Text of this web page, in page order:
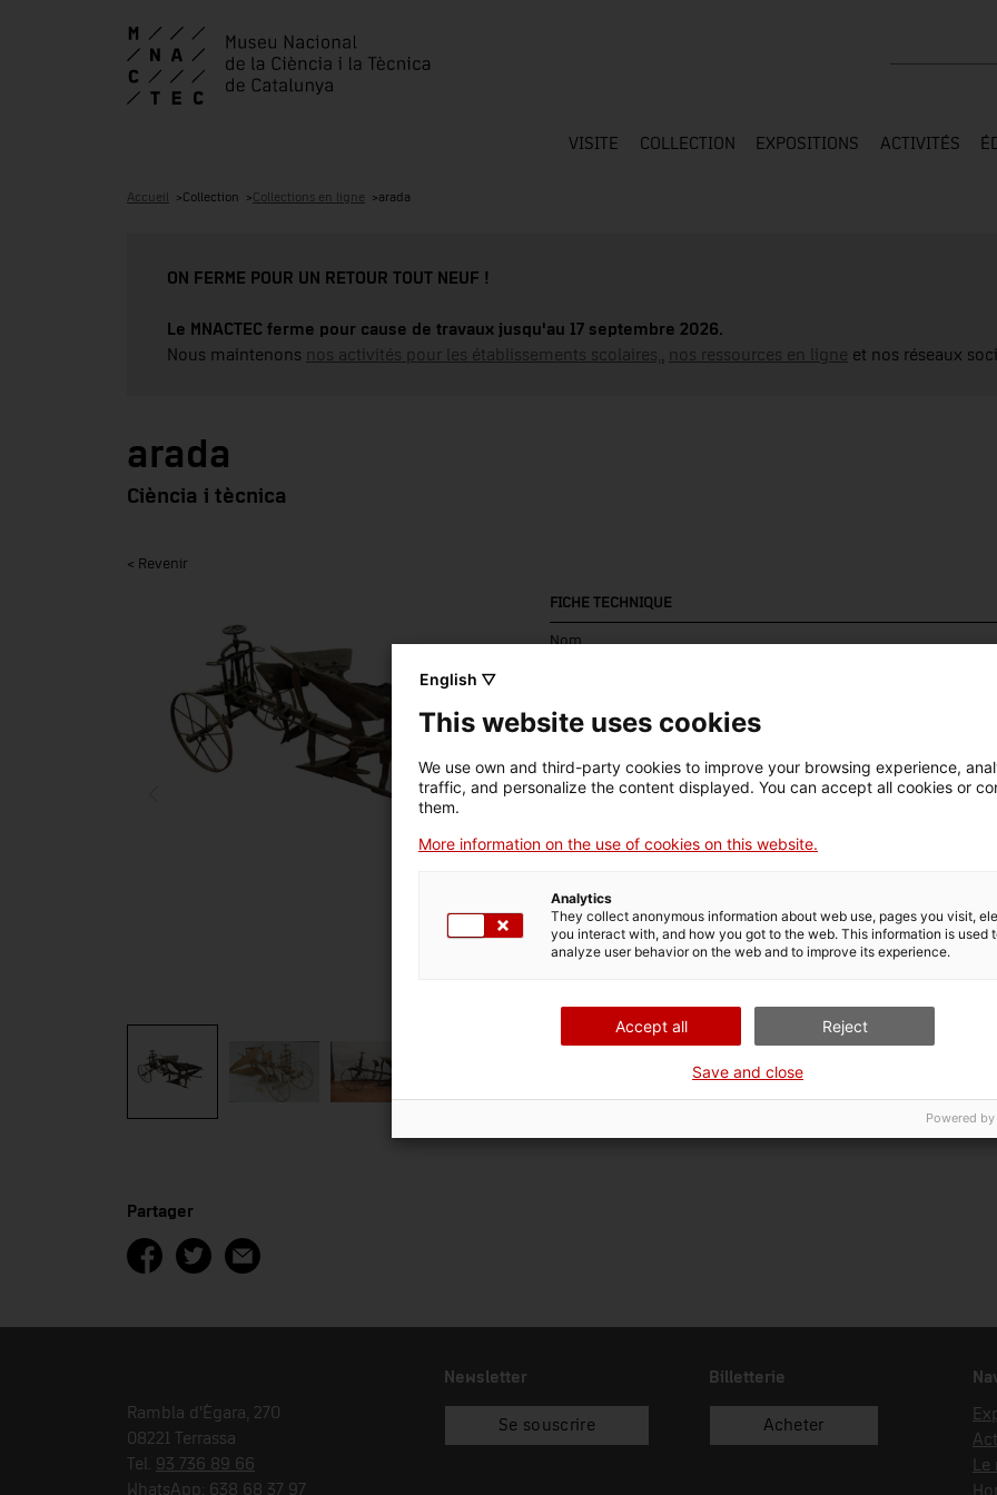
VISITE COLLECTION EXPOSITIONS ACTIVITÉS
Accueil Collection Collections en ligne arada
ON FERME POUR UN RETOUR TOUT NEUF !
Le MNACTEC ferme pour cause de travaux jusqu'au 17 septembre 2026.
Nous maintenons nos activités pour les établissements scolaires, nos ressources en ligne et nos réseaux
arada
Ciència i tècnica
< Revenir
FICHE TECHNIQUE
Nom
Numéro d'inventaire
Domaine thématique
Ciència i tècnica
01/01/1985 donació
Partager
Rambla d'Ègara, 270
08221 Terrassa
Tel. 93 736 89 66
WhatsApp: 638 68 37 97
Newsletter
Se souscrire
Billetterie
Acheter
English ▽
This website uses cookies
We use own and third-party cookies to improve your browsing experience,
traffic, and personalize the content displayed. You can accept all cookies or
them.
More information on the use of cookies on this website.
Analytics
They collect anonymous information about web use, pages you visit,
you interact with, and how you got to the web. This information is used
analyze user behavior on the web and to improve its experience.
Accept all Reject
Save and close
Powered by